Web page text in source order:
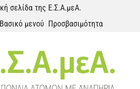
σελίδα της Ε.Σ.Α.μεΑ.
Βασικό μενού Προσβασιμότητα